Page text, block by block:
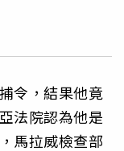
令，結果他竟
法院認為他是
馬拉威檢查部